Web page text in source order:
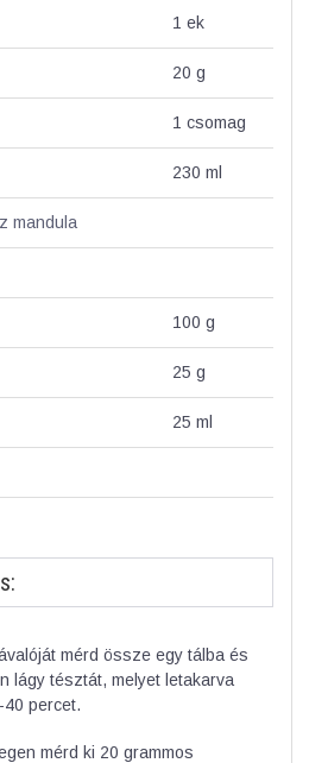
1 ek
20 g
1 csomag
230 ml
mandula
100 g
25 g
25 ml
mérd össze egy tálba és
lágy tésztát, melyet letakarva
percet.
mérd ki 20 grammos